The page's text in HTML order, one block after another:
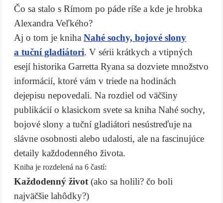
Čo sa stalo s Rímom po páde ríše a kde je hrobka
Alexandra Veľkého?
Aj o tom je kniha Nahé sochy, bojové slony
a tuční gladiátori. V sérii krátkych a vtipných
esejí historika Garretta Ryana sa dozviete množstvo
informácií, ktoré vám v triede na hodinách
dejepisu nepovedali. Na rozdiel od väčšiny
publikácií o klasickom svete sa kniha Nahé sochy,
bojové slony a tuční gladiátori nesústreďuje na
slávne osobnosti alebo udalosti, ale na fascinujúce
detaily každodenného života.
Kniha je rozdelená na 6 častí:
Každodenný život (ako sa holili? čo boli
najväčšie lahôdky?)